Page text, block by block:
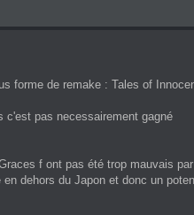
forme de remake : Tales of
c'est pas necessairement gagné
f ont pas été trop mauvais
dehors du Japon et donc un